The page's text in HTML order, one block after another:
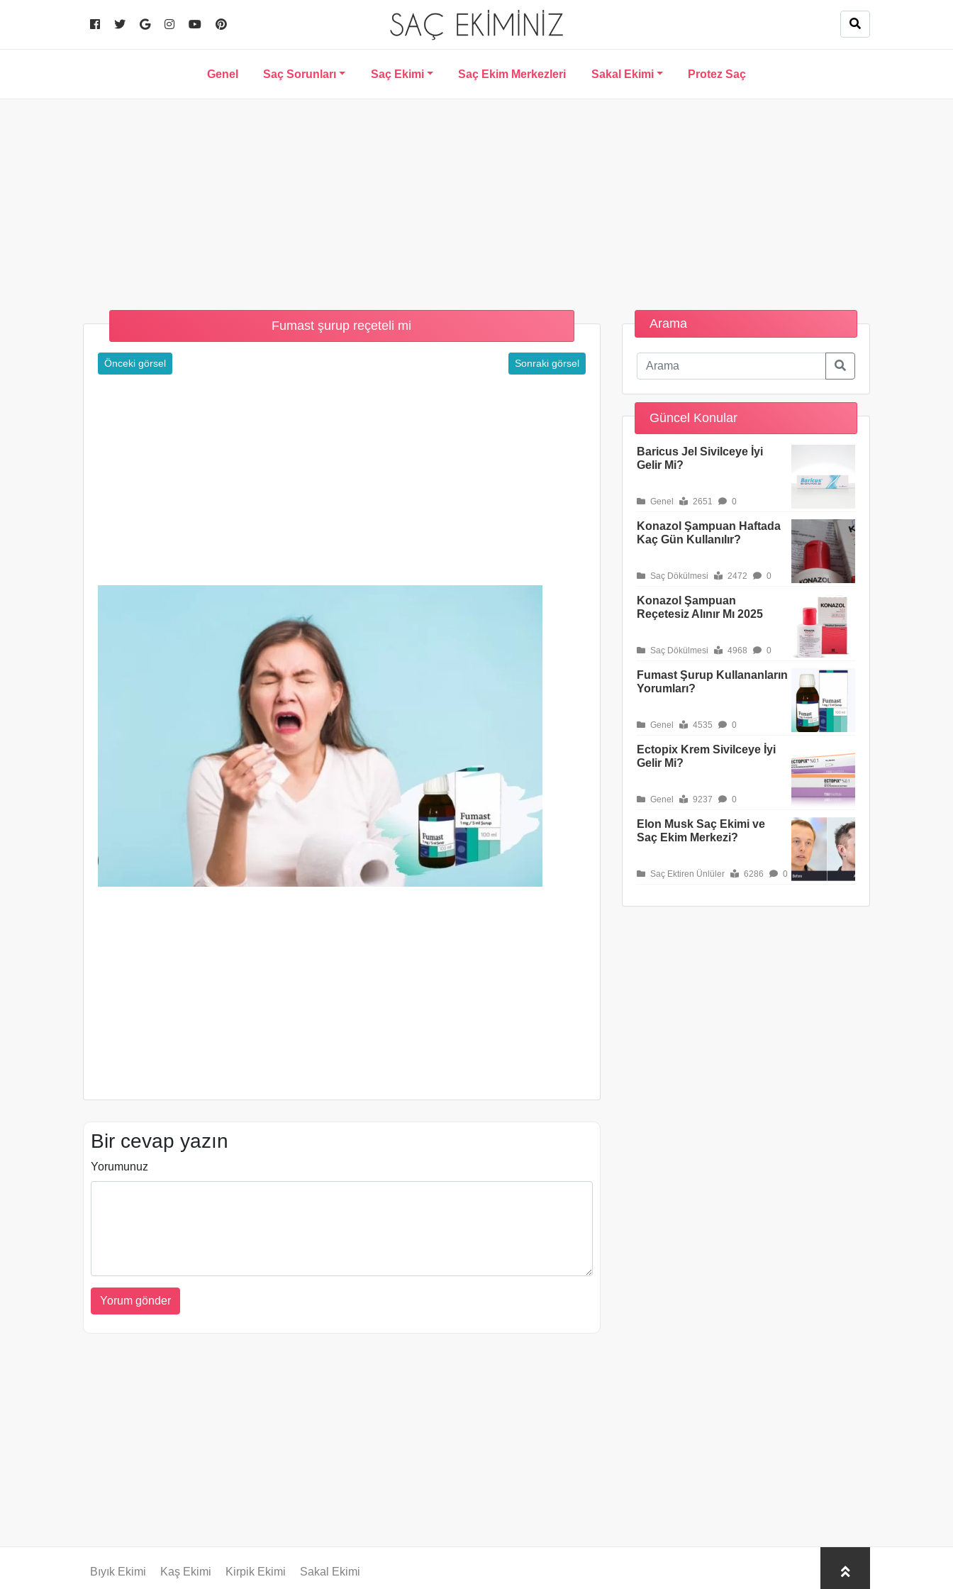
Genel Saç Sorunları Saç Ekimi Saç Ekim Merkezleri Sakal Ekimi Protez Saç
Fumast şurup reçeteli mi
Önceki görsel Sonraki görsel
Bir cevap yazın
Yorumunuz
Arama
Güncel Konular
Baricus Jel Sivilceye İyi
Gelir Mi?
Genel 2651 0
Konazol Şampuan Haftada
Kaç Gün Kullanılır?
Saç Dökülmesi 2472 0
Konazol Şampuan
Reçetesiz Alınır Mı 2025
Saç Dökülmesi 4968 0
Fumast Şurup Kullananların
Yorumları?
Genel 4535 0
Ectopix Krem Sivilceye İyi
Gelir Mi?
Genel 9237 0
Elon Musk Saç Ekimi ve
Saç Ekim Merkezi?
Saç Ektiren Ünlüler 6286 0
Bıyık Ekimi Kaş Ekimi Kirpik Ekimi Sakal Ekimi